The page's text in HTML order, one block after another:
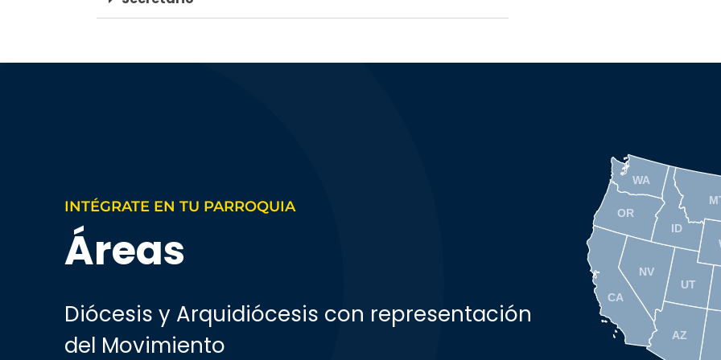
INTÉGRATE EN TU PARROQUIA
Áreas
Diócesis y Arquidiócesis con representación
del Movimiento
UT
AZ
NV
OR
WA
ID
CA